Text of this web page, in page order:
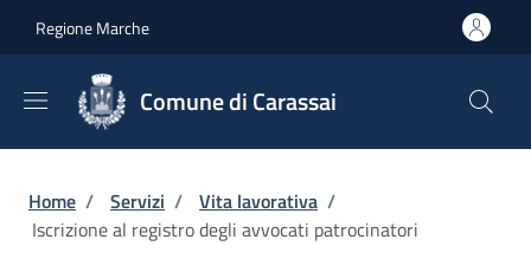
Regione Marche
Comune di Carassai
Briciole di pane
Home / Servizi / Vita lavorativa /
Iscrizione al registro degli avvocati patrocinatori